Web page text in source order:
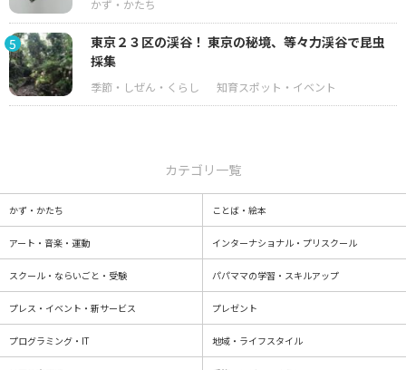
5
東京２３区の渓谷！ 東京の秘境、等々力渓谷で昆虫
採集
カテゴリ一覧
かず・かたち ことば・絵本
アート・音楽・運動 インターナショナル・プリスクール
スクール・ならいごと・受験 パパママの学習・スキルアップ
プレス・イベント・新サービス プレゼント
プログラミング・IT 地域・ライフスタイル